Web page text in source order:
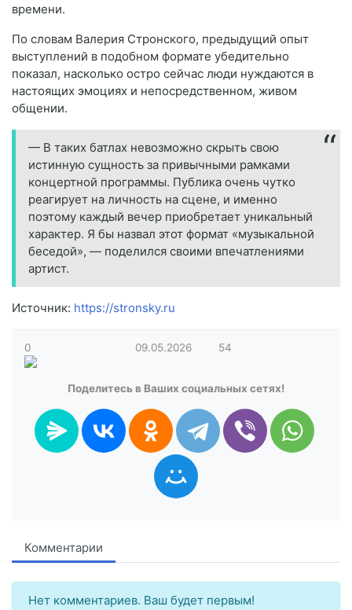
времени.
По словам Валерия Стронского, предыдущий опыт
выступлений в подобном формате убедительно
показал, насколько остро сейчас люди нуждаются в
настоящих эмоциях и непосредственном, живом
общении.
— В таких батлах невозможно скрыть свою
истинную сущность за привычными рамками
концертной программы. Публика очень чутко
реагирует на личность на сцене, и именно
поэтому каждый вечер приобретает уникальный
характер. Я бы назвал этот формат «музыкальной
беседой», — поделился своими впечатлениями
артист.
Источник: https://stronsky.ru
0 09.05.2026 54
Поделитесь в Ваших социальных сетях!
Комментарии
Нет комментариев. Ваш будет первым!